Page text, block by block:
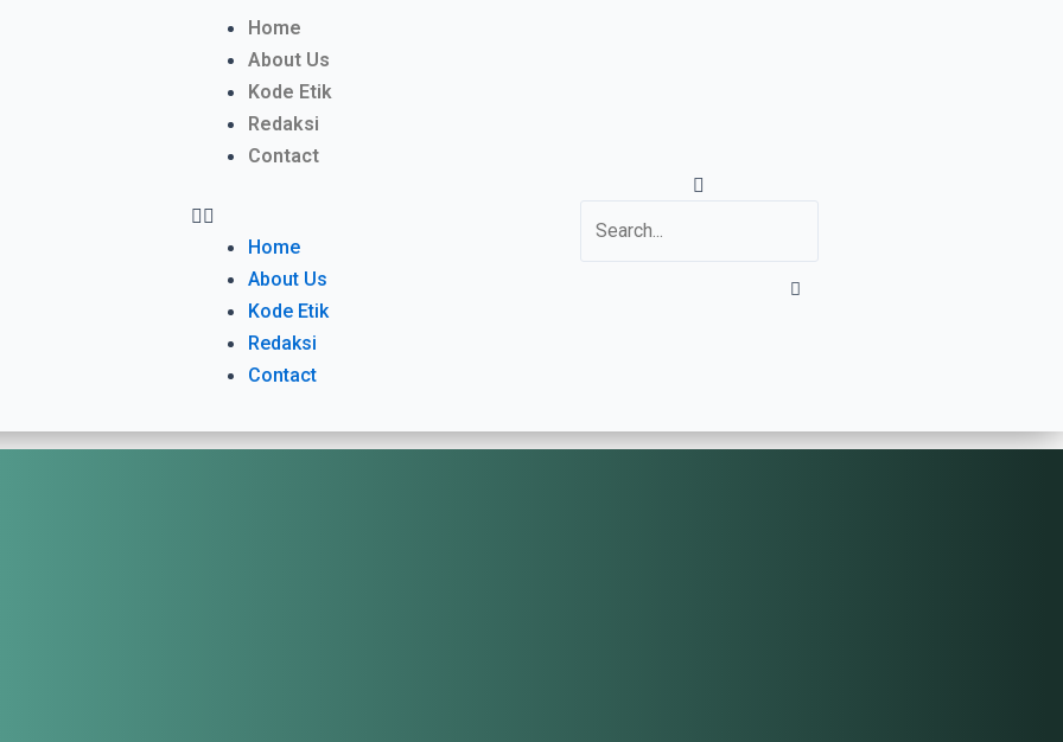
Home
About Us
Kode Etik
Redaksi
Contact
Menu
Home
About Us
Kode Etik
Redaksi
Contact
Close